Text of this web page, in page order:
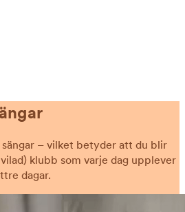
– vilket betyder att du blir
klubb som varje dag upplever
dagar.